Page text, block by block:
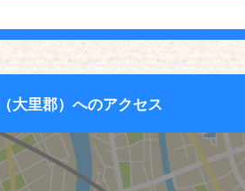
大里郡）へのアクセス